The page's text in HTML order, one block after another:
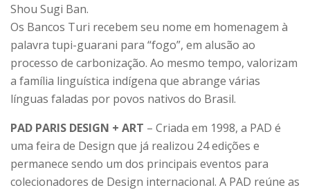
Shou Sugi Ban.
Os Bancos Turi recebem seu nome em homenagem à
palavra tupi-guarani para “fogo”, em alusão ao
processo de carbonização. Ao mesmo tempo, valorizam
a família linguística indígena que abrange várias
línguas faladas por povos nativos do Brasil.
PAD PARIS DESIGN + ART – Criada em 1998, a PAD é
uma feira de Design que já realizou 24 edições e
permanece sendo um dos principais eventos para
colecionadores de Design internacional. A PAD reúne as